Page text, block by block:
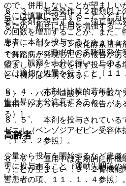
ので、併用しないことが望ましい
合には慎重に投与すること（とも
るため、相互に作用を増強するこ
４）． モノアミン酸化酵素阻害
で舞踏病が発現したとの報告があ
望ましいが、やむを得ず投与する
と（機序は不明である）］。
５）． バルプロ酸ナトリウム［
重積＞があらわれたとの報告があ
る）］。
高齢者
少量から投与を開始するなど患者
重に投与すること（運動失調等の
い）。
８．３． 混合発作（２種類以上
者に本剤を投与すると、強直間代
の回数を増加することが、また、
患者に本剤を投与するとｉｎｄ
ｚｕｒｅｓ（睡眠中の多呼吸発作
ので、観察を十分に行い、このよ
には適切な処置を行うこと〔１１
８．４． 本剤は比較的若年齢か
性上昇に十分注意すること。
８．５． 本剤を投与されている
ゼニル（ベンゾジアゼピン受容体
〔１３．２参照〕。
８．６． 連用中は定期的に肝機
うことが望ましい〔９．２腎機能
害患者の項、１１．１．４参照〕。